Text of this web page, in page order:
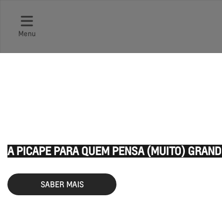
Menu
A PICAPE PARA QUEM PENSA (MUITO)
SABER MAIS